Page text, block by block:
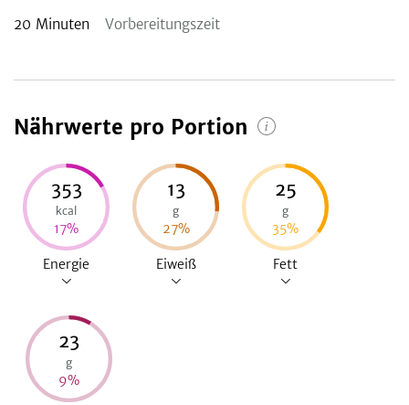
20 Minuten Vorbereitungszeit
Nährwerte pro Portion
353
kcal
17%
Energie
13
g
27%
Eiweiß
25
g
35%
Fett
23
g
9%